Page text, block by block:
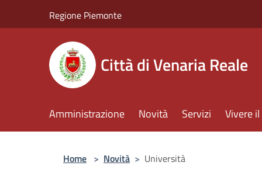
Regione Piemonte
Città di Venaria Reale
Amministrazione Novità Servizi Vivere
Home > Novità > Università